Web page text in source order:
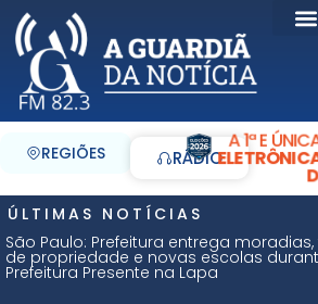
REGIÕES RÁDIO
A 1ª E
ÚLTIMAS NOTÍCIAS
São Paulo: Prefeitura entrega
de propriedade e novas escolas
Prefeitura Presente na Lapa